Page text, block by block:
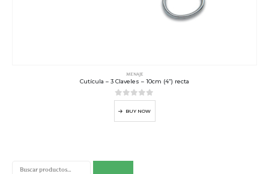
MENAJE
Cutícula – 3 Claveles – 10cm (4”) recta
0out of 5
BUY NOW